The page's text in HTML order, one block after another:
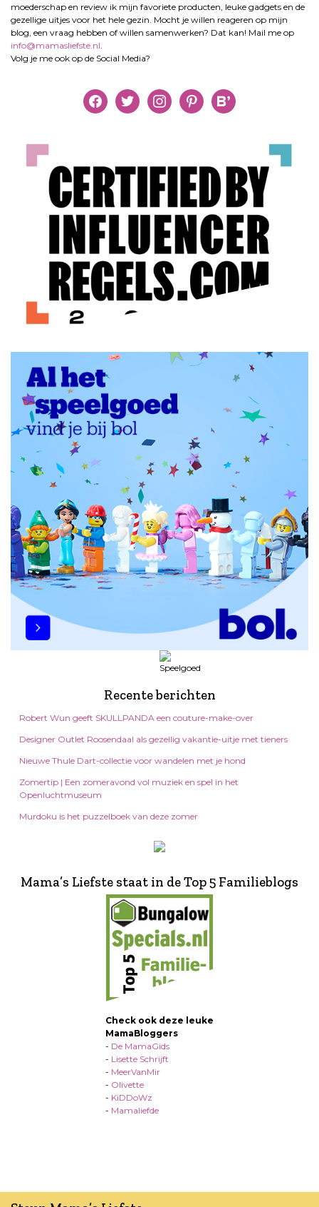
moederschap en review ik mijn favoriete producten, leuke gadgets en de
gezellige uitjes voor het hele gezin. Mocht je willen reageren op mijn
blog, een vraag hebben of willen samenwerken? Dat kan! Mail me op
info@mamasliefste.nl
Volg je me ook op de Social Media?
facebooktwitter instagrampinterestbloglovin
Recente berichten
Robert Wun geeft SKULLPANDA een couture-make-over
Designer Outlet Roosendaal als gezellig vakantie-uitje met tieners
Nieuwe Thule Dart-collectie voor wandelen met je hond
Zomertip | Een zomeravond vol muziek en spel in het
Openluchtmuseum
Murdoku is het puzzelboek van deze zomer
Mama’s Liefste staat in de Top 5 Familieblogs
Check ook deze leuke
MamaBloggers
- De MamaGids
- Lisette Schrijft
- MeerVanMir
- Olivette
- KiDDoWz
- Mamaliefde